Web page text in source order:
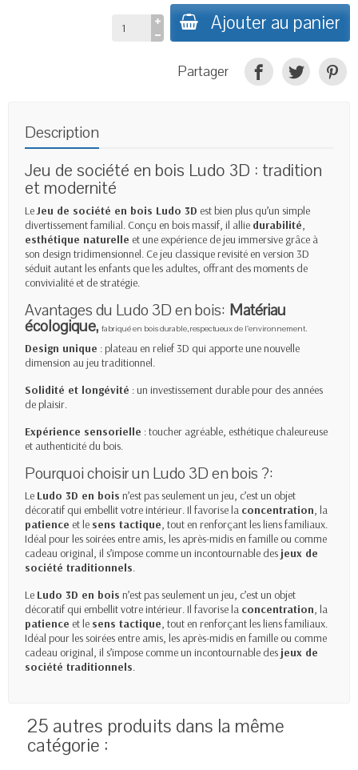
Ajouter au panier
Partager
Description
Jeu de société en bois Ludo 3D : tradition
et modernité
LeJeu de société en bois Ludo 3D est bien plus qu’un simple
divertissement familial. Conçu en bois massif, il allie durabilité,
esthétique naturelle et une expérience de jeu immersive grâce à
son design tridimensionnel. Ce jeu classique revisité en version 3D
séduit autant les enfants que les adultes, offrant des moments de
convivialité et de stratégie.
Avantages du Ludo 3D en bois: Matériau
écologique, fabriqué en bois durable, respectueux de l’environnement.
Design unique : plateau en relief 3D qui apporte une nouvelle
dimension au jeu traditionnel.
Solidité et longévité : un investissement durable pour des années
de plaisir.
Expérience sensorielle : toucher agréable, esthétique chaleureuse
et authenticité du bois.
Pourquoi choisir un Ludo 3D en bois ?:
Le Ludo 3D en bois n’est pas seulement un jeu, c’est un objet
décoratif qui embellit votre intérieur. Il favorise la concentration, la
patience et le sens tactique, tout en renforçant les liens familiaux.
Idéal pour les soirées entre amis, les après-midis en famille ou comme
cadeau original, il s’impose comme un incontournable des jeux de
société traditionnels.
Le Ludo 3D en bois n’est pas seulement un jeu, c’est un objet
décoratif qui embellit votre intérieur. Il favorise la concentration, la
patience et le sens tactique, tout en renforçant les liens familiaux.
Idéal pour les soirées entre amis, les après-midis en famille ou comme
cadeau original, il s’impose comme un incontournable des jeux de
société traditionnels.
25 autres produits dans la même
catégorie :